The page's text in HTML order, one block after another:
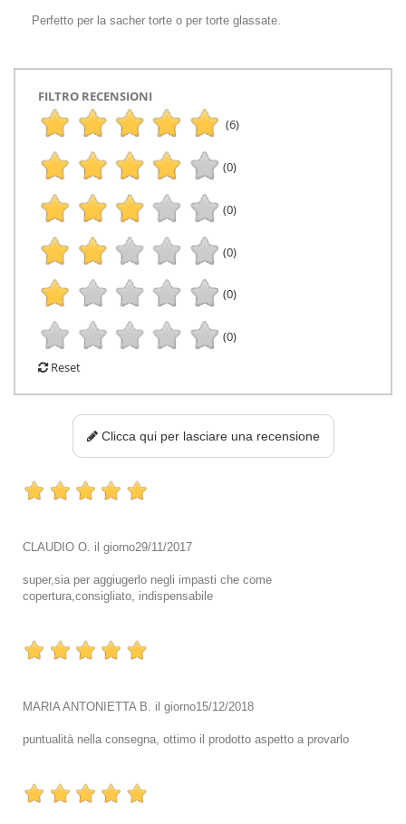
Perfetto per la sacher torte o per torte glassate.
FILTRO RECENSIONI
(6)
(0)
(0)
(0)
(0)
(0)
Reset
Clicca qui per lasciare una recensione
CLAUDIO O. il giorno29/11/2017
super,sia per aggiugerlo negli impasti che come
copertura,consigliato, indispensabile
MARIA ANTONIETTA B. il giorno15/12/2018
puntualità nella consegna, ottimo il prodotto aspetto a provarlo